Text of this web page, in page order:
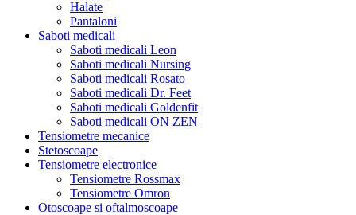
Halate
Pantaloni
Saboti medicali
Saboti medicali Leon
Saboti medicali Nursing
Saboti medicali Rosato
Saboti medicali Dr. Feet
Saboti medicali Goldenfit
Saboti medicali ON ZEN
Tensiometre mecanice
Stetoscoape
Tensiometre electronice
Tensiometre Rossmax
Tensiometre Omron
Otoscoape si oftalmoscoape